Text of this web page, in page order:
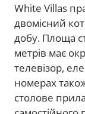
White Villas
двомісний
добу. Площа
метрів має
телевізор,
номерах
столове